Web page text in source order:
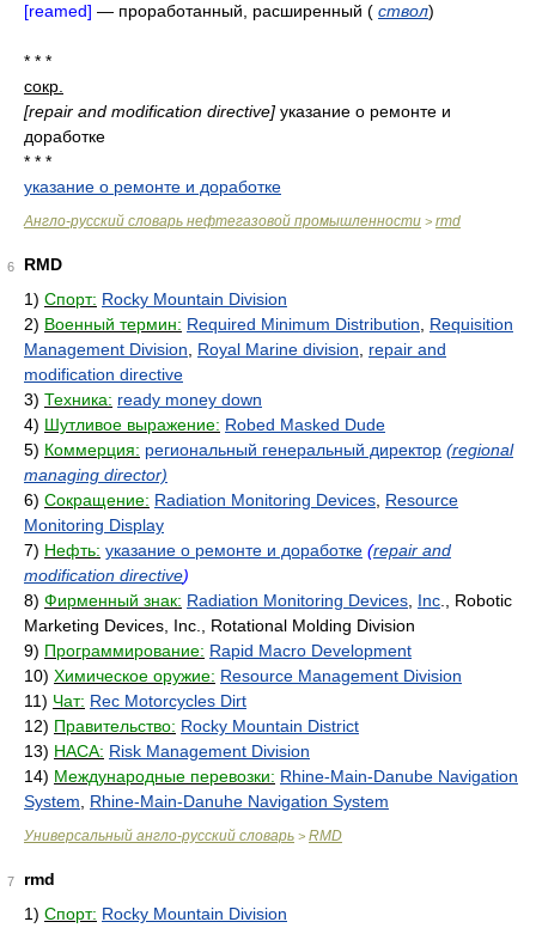
[reamed] — проработанный, расширенный ( ствол)
* * *
сокр.
[repair and modification directive] указание о ремонте и
доработке
* * *
указание о ремонте и доработке
Англо-русский словарь нефтегазовой промышленности > rmd
6
RMD
1) Спорт: Rocky Mountain Division
2) Военный термин: Required Minimum Distribution
Requisition
Management Division
Royal Marine division
repair and
modification directive
3) Техника: ready money down
4) Шутливое выражение: Robed Masked Dude
5) Коммерция: региональный генеральный директор (regional
managing director)
6) Сокращение: Radiation Monitoring Devices Resource
Monitoring Display
7) Нефть: указание о ремонте и доработке (repair and
modification directive)
8) Фирменный знак: Radiation Monitoring Devices Inc ., Robotic
Marketing Devices, Inc., Rotational Molding Division
9) Программирование: Rapid Macro Development
10) Химическое оружие: Resource Management Division
11) Чат: Rec Motorcycles Dirt
12) Правительство: Rocky Mountain District
13) НАСА: Risk Management Division
14) Международные перевозки: Rhine-Main-Danube Navigation
System
Rhine-Main-Danuhe Navigation System
Универсальный англо-русский словарь > RMD
7
rmd
1) Спорт: Rocky Mountain Division